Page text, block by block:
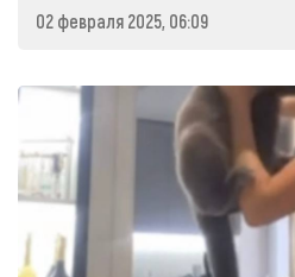
02 февраля 2025, 06:09